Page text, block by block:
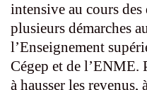
intensive au cours des
plusieurs démarches
l’Enseignement
Cégep et de
à hausser les